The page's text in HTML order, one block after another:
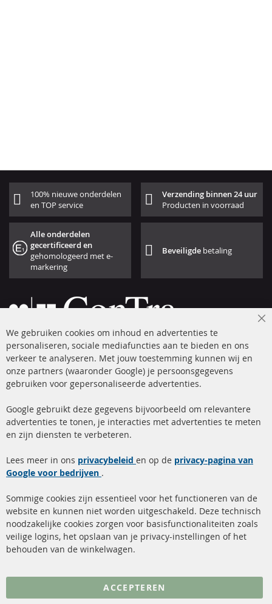
100% nieuwe onderdelen
en TOP service
Verzending binnen 24 uur
Producten in voorraad
Alle onderdelen
gecertificeerd en
gehomologeerd met e-
markering
Beveiligde betaling
+49 (0) 4533 799 00 0
ma-do: 09-17 u, vr Fr 09-16 u
info@contra-automotive.de
facebook
instagram
Snelle links
Roetfilter reiniging
Katalysator (KAT)
sensoren
FAQ
Kundenservice
Verzendingskosten
Contact
Annuleer contract
Gegevensbescherming
We gebruiken cookies om inhoud en advertenties te
personaliseren, sociale mediafuncties aan te bieden en ons
verkeer te analyseren. Met jouw toestemming kunnen wij en
onze partners (waaronder Google) je persoonsgegevens
gebruiken voor gepersonaliseerde advertenties.
Google gebruikt deze gegevens bijvoorbeeld om relevantere
advertenties te tonen, je interacties met advertenties te meten
en zijn diensten te verbeteren.
Lees meer in ons privacybeleid en op de privacy-pagina van
Google voor bedrijven .
Sommige cookies zijn essentieel voor het functioneren van de
website en kunnen niet worden uitgeschakeld. Deze technisch
noodzakelijke cookies zorgen voor basisfunctionaliteiten zoals
veilige logins, het opslaan van je privacy-instellingen of het
behouden van de winkelwagen.
ACCEPTEREN